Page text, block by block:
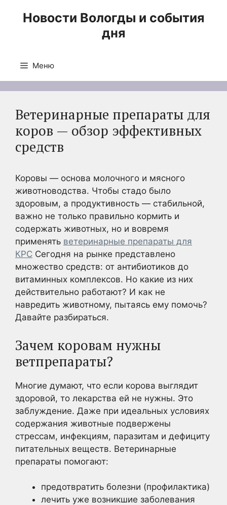
Новости Вологды и события
дня
Меню
Ветеринарные препараты для
коров — обзор эффективных
средств
Коровы — основа молочного и мясного
животноводства. Чтобы стадо было
здоровым, а продуктивность — стабильной,
важно не только правильно кормить и
содержать животных, но и вовремя
применять ветеринарные препараты для
КРС Сегодня на рынке представлено
множество средств: от антибиотиков до
витаминных комплексов. Но какие из них
действительно работают? И как не
навредить животному, пытаясь ему помочь?
Давайте разбираться.
Зачем коровам нужны
ветпрепараты?
Многие думают, что если корова выглядит
здоровой, то лекарства ей не нужны. Это
заблуждение. Даже при идеальных условиях
содержания животные подвержены
стрессам, инфекциям, паразитам и дефициту
питательных веществ. Ветеринарные
препараты помогают:
предотвратить болезни (профилактика)
лечить уже возникшие заболевания